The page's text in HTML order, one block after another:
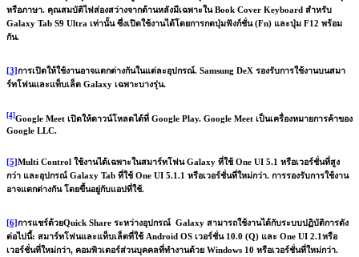
หรือภาษา. คุณสมบัติไฟส่องสว่างจากด้านหลังมีเฉพาะใน Book Cover Keyboard สำหรับ
Galaxy Tab S9 Ultra เท่านั้น ซึ่งเปิดใช้งานได้โดยการกดปุ่มฟังก์ชั่น (Fn) และปุ่ม F12 พร้อม
กัน.
[3]การเปิดให้ใช้งานอาจแตกต่างกันในแต่ละอุปกรณ์. Samsung DeX รองรับการใช้งานบนสมา
ร์ทโฟนและแท็บเล็ต Galaxy เฉพาะบางรุ่น.
[4]Google Meet เปิดให้ดาวน์โหลดได้ที่ Google Play. Google Meet เป็นเครื่องหมายการค้าของ
Google LLC.
[5]Multi Control ใช้งานได้เฉพาะในสมาร์ทโฟน Galaxy ที่ใช้ One UI 5.1 หรือเวอร์ชั่นที่สูง
กว่า และอุปกรณ์ Galaxy Tab ที่ใช้ One UI 5.1.1 หรือเวอร์ชั่นที่ใหม่กว่า. การรองรับการใช้งาน
อาจแตกต่างกัน โดยขึ้นอยู่กับแอปที่ใช้.
[6]การแชร์ด้วยQuick Share ระหว่างอุปกรณ์ Galaxy สามารถใช้งานได้กับระบบปฏิบัติการดัง
ต่อไปนี้: สมาร์ทโฟนและแท็บเล็ตที่ใช้ Android OS เวอร์ชั่น 10.0 (Q) และ One UI 2.1หรือ
เวอร์ชั่นที่ใหม่กว่า, คอมพิวเตอร์ส่วนบุคคลที่ทำงานด้วย Windows 10 หรือเวอร์ชั่นที่ใหม่กว่า.